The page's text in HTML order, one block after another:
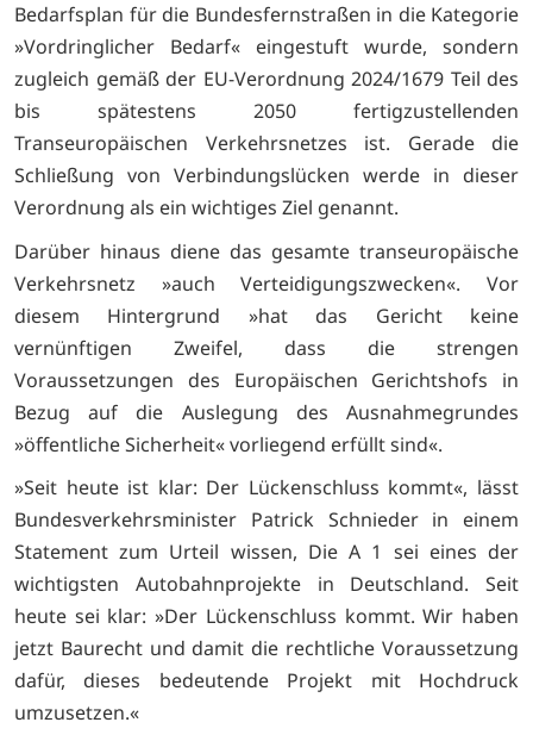
Bedarfsplan für die Bundesfernstraßen in die Kategorie
»Vordringlicher Bedarf« eingestuft wurde, sondern
zugleich gemäß der EU-Verordnung 2024/1679 Teil des
bis spätestens 2050 fertigzustellenden
Transeuropäischen Verkehrsnetzes ist. Gerade die
Schließung von Verbindungslücken werde in dieser
Verordnung als ein wichtiges Ziel genannt.
Darüber hinaus diene das gesamte transeuropäische
Verkehrsnetz »auch Verteidigungszwecken«. Vor
diesem Hintergrund »hat das Gericht keine
vernünftigen Zweifel, dass die strengen
Voraussetzungen des Europäischen Gerichtshofs in
Bezug auf die Auslegung des Ausnahmegrundes
»öffentliche Sicherheit« vorliegend erfüllt sind«.
»Seit heute ist klar: Der Lückenschluss kommt«, lässt
Bundesverkehrsminister Patrick Schnieder in einem
Statement zum Urteil wissen, Die A 1 sei eines der
wichtigsten Autobahnprojekte in Deutschland. Seit
heute sei klar: »Der Lückenschluss kommt. Wir haben
jetzt Baurecht und damit die rechtliche Voraussetzung
dafür, dieses bedeutende Projekt mit Hochdruck
umzusetzen.«